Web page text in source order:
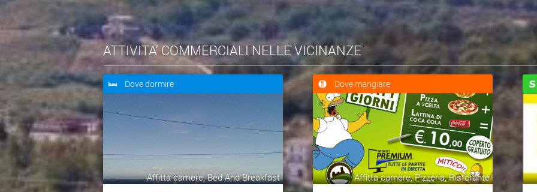
probabilmente dalla stessa che pose fine all'agglomerato gemello del colle "Madore" presso Lercara
Friddi e molti altri centri Sicani colpevoli di aver avuto rapporti commerciali e di amicizia con la potente
Imera.
Ma, al contrario di altri siti Sicani distrutti dove non si trovano pi� tracce di continuit�, sul "Pizzo"
registriamo la presenza di un insediamento punico integrato con i resti degli indigeni assoggettati e a
sua volta estinto con l'occupazione romana del territorio intorno all'anno 230 a.c. Di questo periodo,
sono conservati nel locale museo monete con dritto/testa di Core e al retro/cavallo retrospiciente ed altri
con dritta/testa di Core e retro/cavallo stante dietro palma oppure, dietro/testa di Core ed al
retro/protome equina. Fra i reperti in argilla e ceramica, spicca una PROTOME BARBATA in argilla, resti di
una ciotola con ansa ad anello, una coppetta con piede, resti di un piatto ombelicato, diversi resti di
lucerne e brucia profumi.
ATTIVITA' COMMERCIALI NELLE VICINANZE
Dove dormire
Affitta camere, Bed And Breakfast
Dove mangiare
Affitta camere, Pizzeria, Ristorante